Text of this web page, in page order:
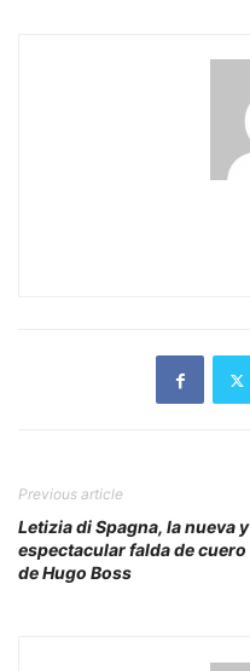
Previous article
Letizia di Spagna, la nueva y
espectacular falda de cuero
de Hugo Boss